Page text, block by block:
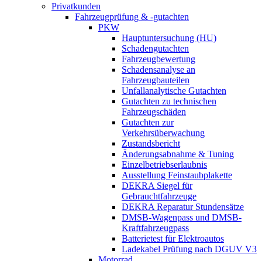
Privatkunden
Fahrzeugprüfung & -gutachten
PKW
Hauptuntersuchung (HU)
Schadengutachten
Fahrzeugbewertung
Schadensanalyse an
Fahrzeugbauteilen
Unfallanalytische Gutachten
Gutachten zu technischen
Fahrzeugschäden
Gutachten zur
Verkehrsüberwachung
Zustandsbericht
Änderungsabnahme & Tuning
Einzelbetriebserlaubnis
Ausstellung Feinstaubplakette
DEKRA Siegel für
Gebrauchtfahrzeuge
DEKRA Reparatur Stundensätze
DMSB-Wagenpass und DMSB-
Kraftfahrzeugpass
Batterietest für Elektroautos
Ladekabel Prüfung nach DGUV V3